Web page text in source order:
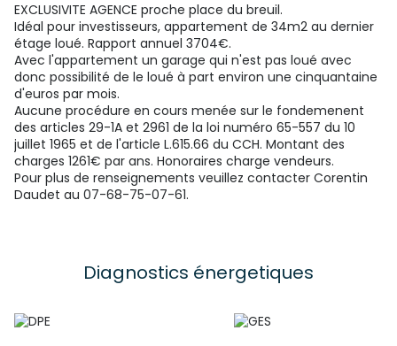
EXCLUSIVITE AGENCE proche place du breuil.
Idéal pour investisseurs, appartement de 34m2 au dernier
étage loué. Rapport annuel 3704€.
Avec l'appartement un garage qui n'est pas loué avec
donc possibilité de le loué à part environ une cinquantaine
d'euros par mois.
Aucune procédure en cours menée sur le fondemenent
des articles 29-1A et 2961 de la loi numéro 65-557 du 10
juillet 1965 et de l'article L.615.66 du CCH. Montant des
charges 1261€ par ans. Honoraires charge vendeurs.
Pour plus de renseignements veuillez contacter Corentin
Daudet au 07-68-75-07-61.
Diagnostics énergetiques